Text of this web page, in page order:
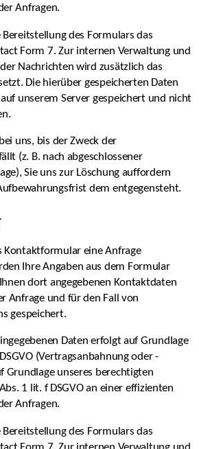
Anfragen.
des Formulars das
Form 7. Zur internen Verwaltung und
Nachrichten wird zusätzlich das
Die hierüber gespeicherten Daten
unserem Server gespeichert und nicht
uns, bis der Zweck der
(z. B. nach abgeschlossener
Sie uns zur Löschung auffordern
dem entgegensteht.
Kontaktformular eine Anfrage
Ihre Angaben aus dem Formular
dort angegebenen Kontaktdaten
Anfrage und für den Fall von
gespeichert.
Daten erfolgt auf Grundlage
(Vertragsanbahnung oder -
Grundlage unseres berechtigten
1 lit. f DSGVO an einer effizienten
Anfragen.
des Formulars das